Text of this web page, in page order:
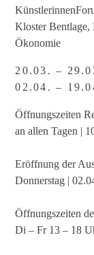
Kloster Bentlage,
Ökonomie
20.03. –
02.04. –
Öffnungszeiten
an allen Tagen |
Eröffnung der
Donnerstag |
Öffnungszeiten
Di – Fr 13 – 18